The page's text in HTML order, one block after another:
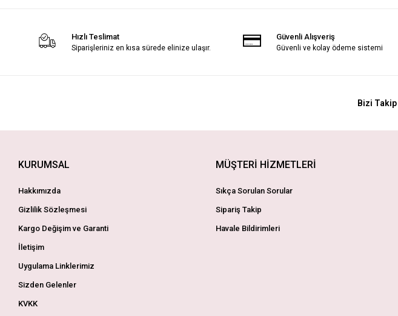
Hızlı Teslimat
Siparişleriniz en kısa sürede elinize ulaşır.
Güvenli Alışveriş
Güvenli ve kolay ödeme sistemi
Bizi Takip
KURUMSAL
Hakkımızda
Gizlilik Sözleşmesi
Kargo Değişim ve Garanti
İletişim
Uygulama Linklerimiz
Sizden Gelenler
KVKK
MÜŞTERİ HİZMETLERİ
Sıkça Sorulan Sorular
Sipariş Takip
Havale Bildirimleri